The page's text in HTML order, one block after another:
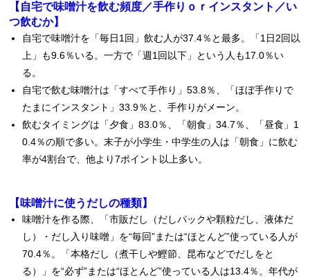
【自宅で味噌汁を飲む頻度／手作りｏｒインスタント／い
つ飲むか】
自宅で味噌汁を「毎日1回」飲む人が37.4％と最多。「1日2回以
上」も9.6％いる。一方で「週1回以下」という人も17.0％い
る。
自宅で飲む味噌汁は「すべて手作り」53.8％、「ほぼ手作りで
たまにインスタント」33.9％と、手作りがメーン。
飲むタイミングは「夕食」83.0％、「朝食」34.7％、「昼食」1
0.4％の順で多い。末子が小学生・中学生の人は「朝食」に飲む
率が4割台で、他より7ポイント以上多い。
【味噌汁に使うだしの種類】
味噌汁を作る際、「市販だし（だしパックや顆粒だし、液体だ
し）・だし入り味噌」を“毎回”または“ほとんど”使っている人が
70.4％。「本格だし（煮干しや鰹節、昆布などでだしをと
る）」を“必ず”または“ほとんど”使っている人は13.4％。年代が